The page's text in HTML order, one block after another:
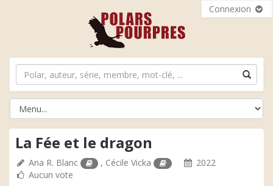
Connexion
La Fée et le dragon
Ana R. Blanc , Cécile Vicka
2022
Aucun vote